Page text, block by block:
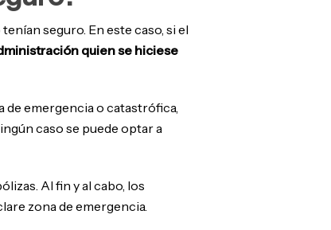
seguro. En este caso, si el
quien se hiciese
de emergencia o catastrófica,
caso se puede optar a
Al fin y al cabo, los
zona de emergencia.